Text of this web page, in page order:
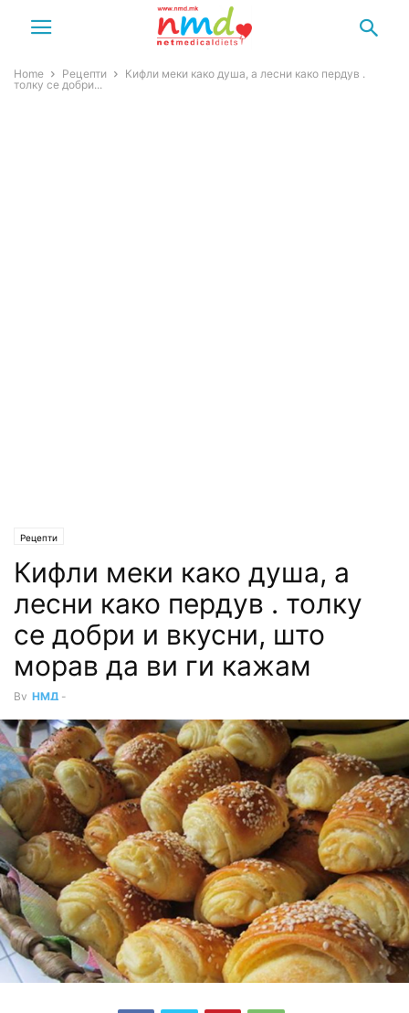
Home Рецепти
Кифли меки како душа, а лесни како пердув .
толку се добри...
Рецепти
Кифли меки како душа, а
лесни како пердув . толку
се добри и вкусни, што
морав да ви ги кажам
By НМД -